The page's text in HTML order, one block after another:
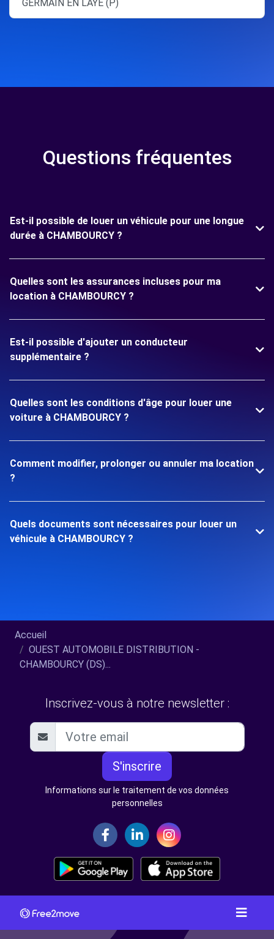
GERMAIN EN LAYE (P)
Questions fréquentes
Est-il possible de louer un véhicule pour une longue
durée à CHAMBOURCY ?
Quelles sont les assurances incluses pour ma
location à CHAMBOURCY ?
Est-il possible d'ajouter un conducteur
supplémentaire ?
Quelles sont les conditions d'âge pour louer une
voiture à CHAMBOURCY ?
Comment modifier, prolonger ou annuler ma location
?
Quels documents sont nécessaires pour louer un
véhicule à CHAMBOURCY ?
Accueil
OUEST AUTOMOBILE DISTRIBUTION -
CHAMBOURCY (DS)...
Inscrivez-vous à notre newsletter :
S'inscrire
Informations sur le traitement de vos données
personnelles